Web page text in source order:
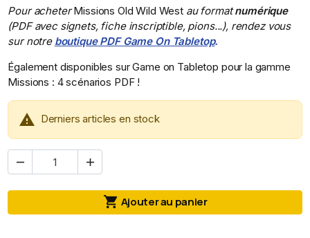
Pour acheterMissions Old Wild West au formatnumérique
(PDF avec signets, fiche inscriptible, pions...), rendez vous
sur notre boutique PDF Game On Tabletop.
Également disponibles sur Game on Tabletop pour la gamme
Missions : 4 scénarios PDF !
 Derniers articles en stock
 
 Ajouter au panier